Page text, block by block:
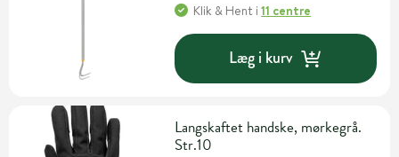
Klik & Hent i11 centre
Læg i kurv
Langskaftet handske, mørkegrå.
Str.10